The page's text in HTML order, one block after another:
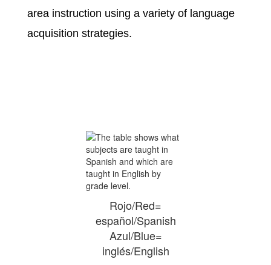
area instruction using a variety of language
acquisition strategies.
Rojo/Red=
español/Spanish
Azul/Blue=
inglés/English